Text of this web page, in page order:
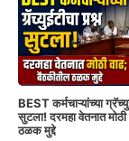
BEST कर्मचाऱ्यांच्या
सुटला! दरमहा वेतनात
ठळक मुद्दे